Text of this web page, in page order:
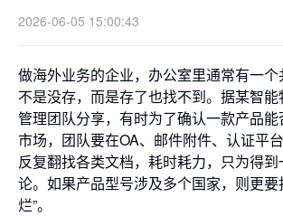
2026-06-05 15:00:43
做海外业务的企业，办公室里通常有一
不是没存，而是存了也找不到。据某智
管理团队分享，有时为了确认一款产品
市场，团队要在OA、邮件附件、认证平
反复翻找各类文档，耗时耗力，只为得
论。如果产品型号涉及多个国家，则更要
烂”。